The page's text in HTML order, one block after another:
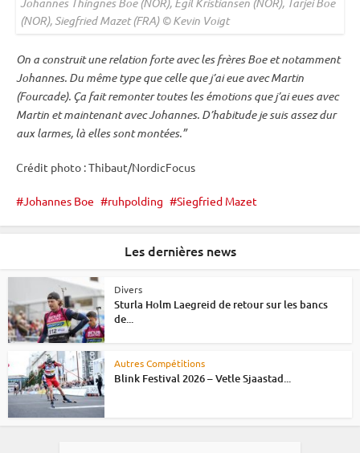
(NOR), Siegfried Mazet (FRA) © Kevin Voigt
On a construit une relation forte avec les frères Boe et notamment
Johannes. Du même type que celle que j’ai eue avec Martin
(Fourcade). Ça fait remonter toutes les émotions que j’ai eues avec
Martin et maintenant avec Johannes. D’habitude je suis assez dur
aux larmes, là elles sont montées.”
Crédit photo : Thibaut/NordicFocus
Johannes Boe ruhpolding Siegfried Mazet
Les dernières news
Divers
Sturla Holm Laegreid de retour sur les bancs
de...
Autres Compétitions
Blink Festival 2026 – Vetle Sjaastad...